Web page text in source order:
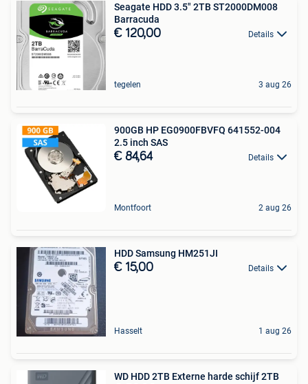
Seagate HDD 3.5″ 2TB ST2000DM008
Barracuda
€ 120,00 Details
tegelen 3 aug 26
900GB HP EG0900FBVFQ 641552-004
2.5 inch SAS
€ 84,64 Details
Montfoort 2 aug 26
HDD Samsung HM251JI
€ 15,00 Details
Hasselt 1 aug 26
WD HDD 2TB Externe harde schijf 2TB